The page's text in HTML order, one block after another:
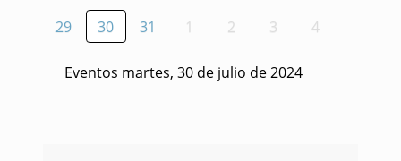
29
30 31 1 2 3 4
Eventos martes, 30 de julio de 2024